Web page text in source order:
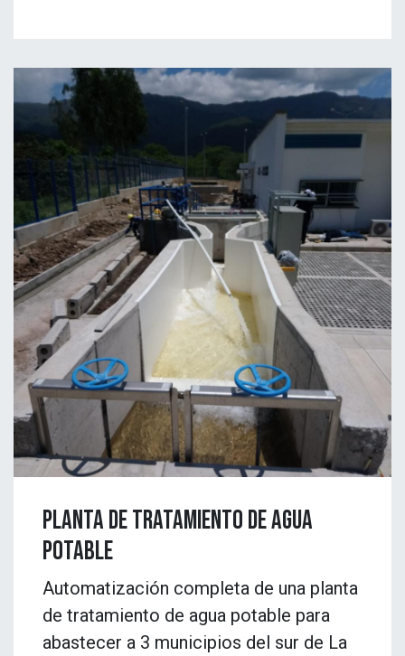
PLANTA DE TRATAMIENTO DE AGUA
POTABLE
Automatización completa de una planta
de tratamiento de agua potable para
abastecer a 3 municipios del sur de La